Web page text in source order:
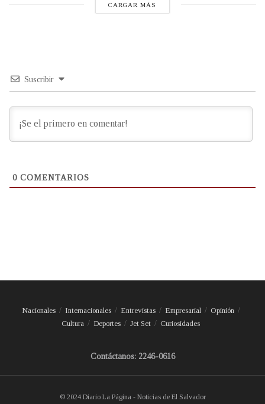
CARGAR MÁS
Suscribir
0 COMENTARIOS
Nacionales Internacionales Entrevistas Empresarial
Opinión
Cultura
Deportes Jet Set Curiosidades
Contáctanos: 2246-0616
© 2024 Diario La Página - Noticias de El Salvador